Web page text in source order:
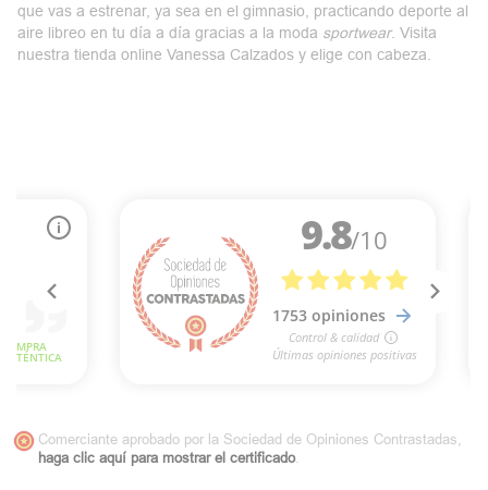
que vas a estrenar, ya sea en el gimnasio, practicando deporte al
aire libreo en tu día a día gracias a la moda sportwear. Visita
nuestratienda online Vanessa Calzados y elige con cabeza.
Comerciante aprobado por la Sociedad de Opiniones Contrastadas,
haga clic aquí para mostrar el certificado.